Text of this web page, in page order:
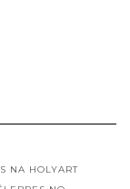
NA HOLYART